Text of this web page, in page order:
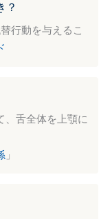
？
行動を与えるこ
、舌全体を上顎に
」